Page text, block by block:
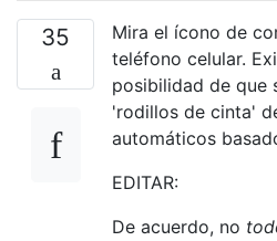
35
Mira el ícono de
teléfono celular.
posibilidad de que
'rodillos de cinta'
automáticos
EDITAR:
De acuerdo, no